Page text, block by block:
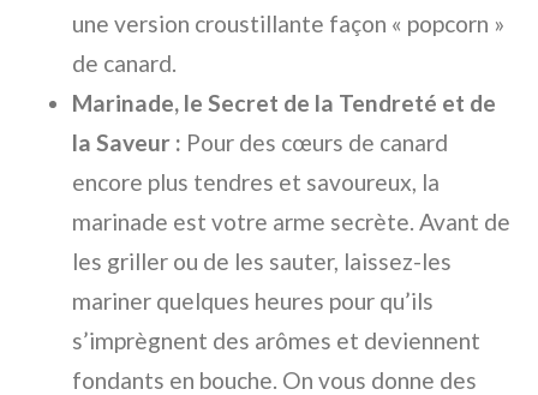
une version croustillante façon « popcorn »
de canard.
Marinade, le Secret de la Tendreté et de
la Saveur : Pour des cœurs de canard
encore plus tendres et savoureux, la
marinade est votre arme secrète. Avant de
les griller ou de les sauter, laissez-les
mariner quelques heures pour qu’ils
s’imprègnent des arômes et deviennent
fondants en bouche. On vous donne des